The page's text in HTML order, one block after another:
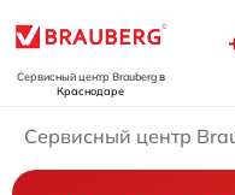
Сервисный центр Braubergв
Краснодаре
Сервисный центр